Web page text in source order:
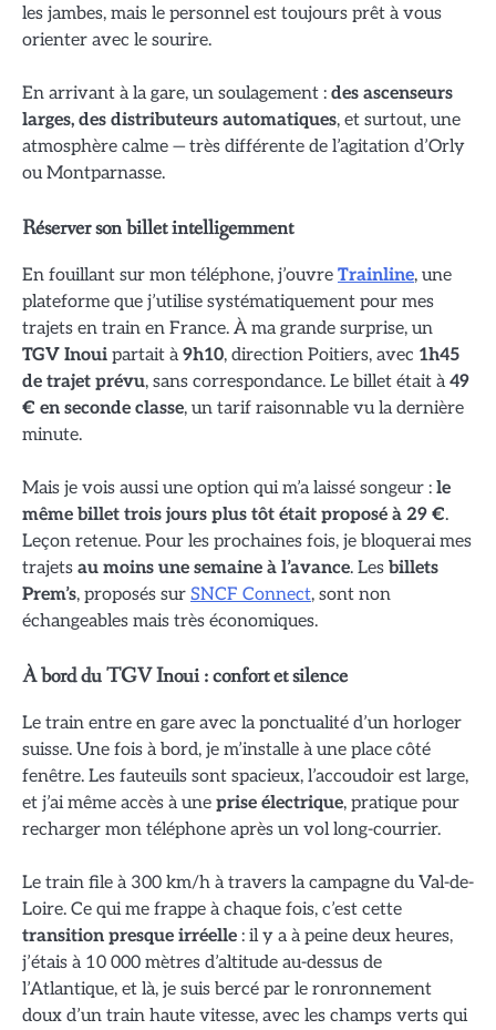
les jambes, mais le personnel est toujours prêt à vous
orienter avec le sourire.
En arrivant à la gare, un soulagement : des ascenseurs
larges, des distributeurs automatiques, et surtout, une
atmosphère calme — très différente de l’agitation d’Orly
ou Montparnasse.
Réserver son billet intelligemment
En fouillant sur mon téléphone, j’ouvre Trainline, une
plateforme que j’utilise systématiquement pour mes
trajets en train en France. À ma grande surprise, un
TGV Inoui partait à9h10, direction Poitiers, avec 1h45
de trajet prévu, sans correspondance. Le billet était à49
€ en seconde classe, un tarif raisonnable vu la dernière
minute.
Mais je vois aussi une option qui m’a laissé songeur : le
même billet trois jours plus tôt était proposé à 29 €.
Leçon retenue. Pour les prochaines fois, je bloquerai mes
trajets au moins une semaine à l’avance. Les billets
Prem’s, proposés sur SNCF Connect, sont non
échangeables mais très économiques.
À bord du TGV Inoui : confort et silence
Le train entre en gare avec la ponctualité d’un horloger
suisse. Une fois à bord, je m’installe à une place côté
fenêtre. Les fauteuils sont spacieux, l’accoudoir est large,
et j’ai même accès à une prise électrique, pratique pour
recharger mon téléphone après un vol long-courrier.
Le train file à 300 km/h à travers la campagne du Val-de-
Loire. Ce qui me frappe à chaque fois, c’est cette
transition presque irréelle : il y a à peine deux heures,
j’étais à 10 000 mètres d’altitude au-dessus de
l’Atlantique, et là, je suis bercé par le ronronnement
doux d’un train haute vitesse, avec les champs verts qui